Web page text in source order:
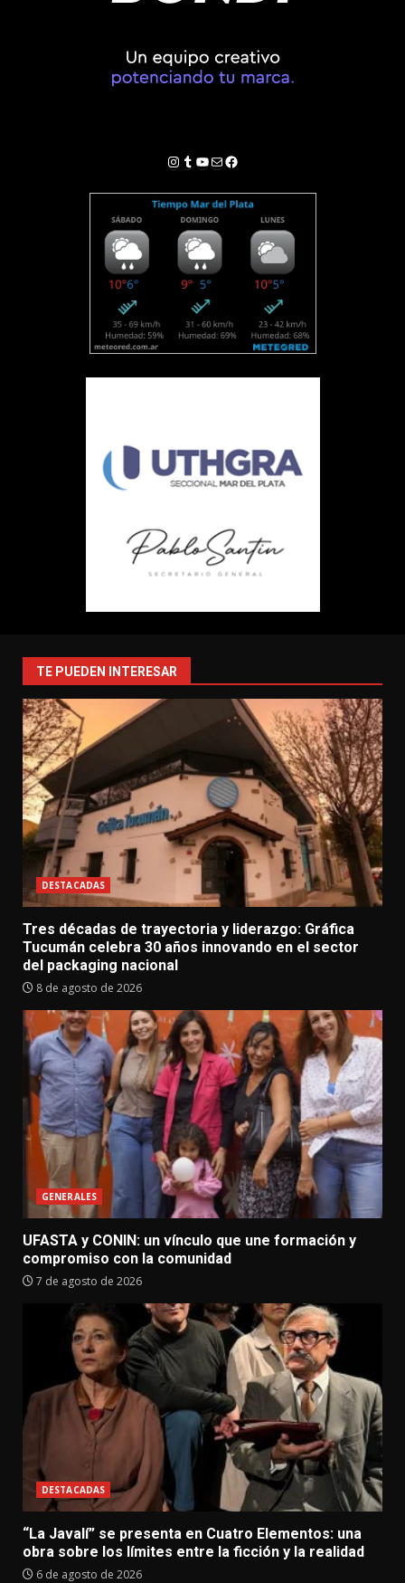
Instagram
Tumblr
YouTube
Correo electrónico
Facebook
TE PUEDEN INTERESAR
DESTACADAS
Tres décadas de trayectoria y liderazgo: Gráfica
Tucumán celebra 30 años innovando en el sector
del packaging nacional
8 de agosto de 2026
GENERALES
UFASTA y CONIN: un vínculo que une formación y
compromiso con la comunidad
7 de agosto de 2026
DESTACADAS
“La Javalí” se presenta en Cuatro Elementos: una
obra sobre los límites entre la ficción y la realidad
6 de agosto de 2026